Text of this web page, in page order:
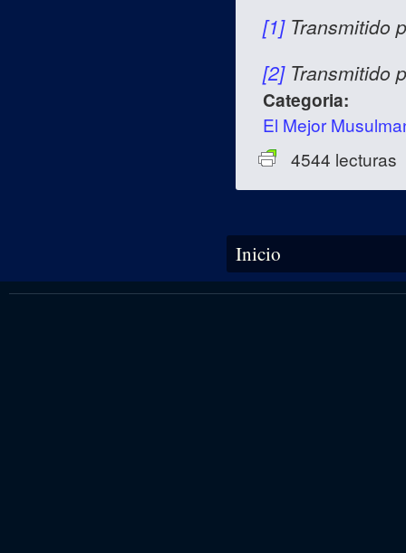
[1]Transmitido
[2]Transmitido
Categoria:
El Mejor
4544 lecturas
Se encuentra usted aquí
Inicio